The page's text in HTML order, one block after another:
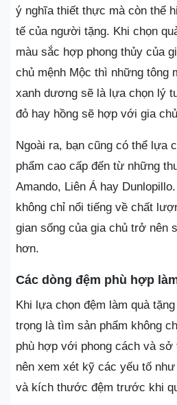
ý nghĩa thiết thực mà còn thể
tế của người tặng. Khi chọn
màu sắc hợp phong thủy của
chủ mệnh Mộc thì những tông
xanh dương sẽ là lựa chọn lý
đỏ hay hồng sẽ hợp với gia
Ngoài ra, bạn cũng có thể lựa
phẩm cao cấp đến từ những
Amando, Liên Á hay
không chỉ nổi tiếng về chất
gian sống của gia chủ trở nên
hơn​.
Các dòng đệm phù hợp
Khi lựa chọn đệm làm quà
trọng là tìm sản phẩm không
phù hợp với phong cách và
nên xem xét kỹ các yếu tố
và kích thước đệm trước khi